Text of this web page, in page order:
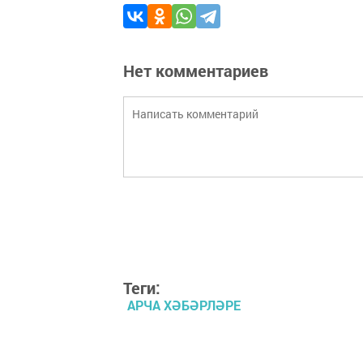
Нет комментариев
Теги:
АРЧА ХӘБӘРЛӘРЕ